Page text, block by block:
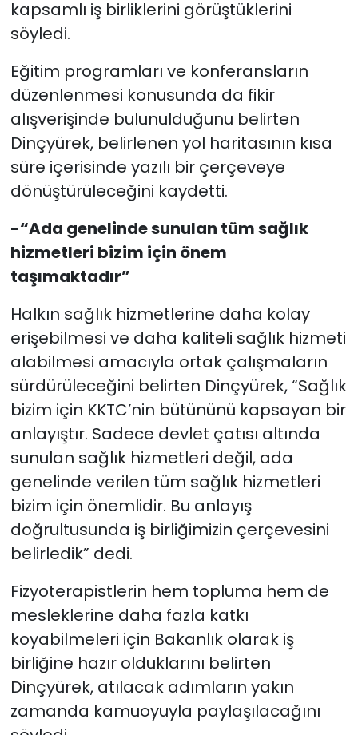
kapsamlı iş birliklerini görüştüklerini
söyledi.
Eğitim programları ve konferansların
düzenlenmesi konusunda da fikir
alışverişinde bulunulduğunu belirten
Dinçyürek, belirlenen yol haritasının kısa
süre içerisinde yazılı bir çerçeveye
dönüştürüleceğini kaydetti.
-“Ada genelinde sunulan tüm sağlık
hizmetleri bizim için önem
taşımaktadır”
Halkın sağlık hizmetlerine daha kolay
erişebilmesi ve daha kaliteli sağlık hizmeti
alabilmesi amacıyla ortak çalışmaların
sürdürüleceğini belirten Dinçyürek, “Sağlık
bizim için KKTC’nin bütününü kapsayan bir
anlayıştır. Sadece devlet çatısı altında
sunulan sağlık hizmetleri değil, ada
genelinde verilen tüm sağlık hizmetleri
bizim için önemlidir. Bu anlayış
doğrultusunda iş birliğimizin çerçevesini
belirledik” dedi.
Fizyoterapistlerin hem topluma hem de
mesleklerine daha fazla katkı
koyabilmeleri için Bakanlık olarak iş
birliğine hazır olduklarını belirten
Dinçyürek, atılacak adımların yakın
zamanda kamuoyuyla paylaşılacağını